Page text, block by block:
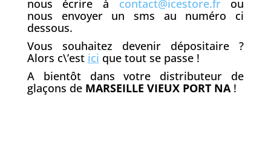
nous écrire à contact@icestore.frou
nous envoyer un sms au numéro ci
dessous.
Vous souhaitez devenir dépositaire ?
Alors c\’est ici que tout se passe !
A bientôt dans votre distributeur de
glaçons de MARSEILLE VIEUX PORT NA!